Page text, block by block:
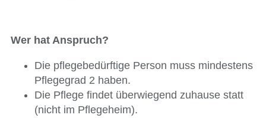
Wer hat Anspruch?
Die pflegebedürftige Person muss mindestens
Pflegegrad 2 haben.
Die Pflege findet überwiegend zuhause statt
(nicht im Pflegeheim).